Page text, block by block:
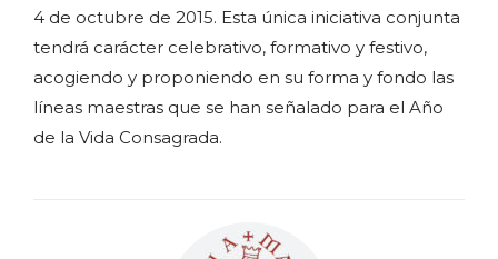
4 de octubre de 2015. Esta única iniciativa conjunta
tendrá carácter celebrativo, formativo y festivo,
acogiendo y proponiendo en su forma y fondo las
líneas maestras que se han señalado para el Año
de la Vida Consagrada.